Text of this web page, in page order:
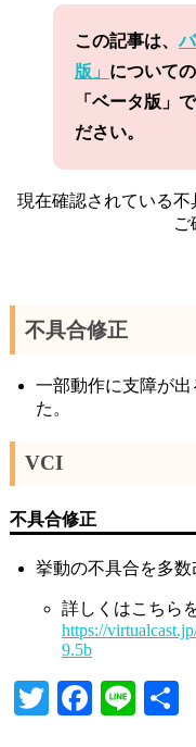
この記事は、
版」 について
「ベータ版」
ださい。
現在確認されている
ご
不具合修正
一部動作に支障が
た。
VCI
不具合修正
挙動の不具合を多数
詳しくはこちら
https://
9.5b
T
Fa
Li